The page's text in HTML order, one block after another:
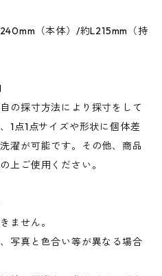
（本体）/約L215mm（持
の採寸方法により採寸をして
1点1点サイズや形状に個体差
濯が可能です。その他、商品
上ご使用ください。
ません。
写真と色合い等が異なる場合